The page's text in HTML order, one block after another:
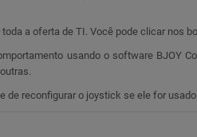
a oferta de TI. Você pode clicar nos
usando o software BJOY
reconfigurar o joystick se ele for